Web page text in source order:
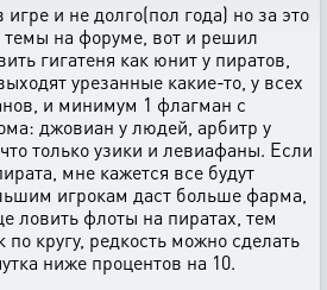
и не долго(пол года) но за это
на форуме, вот и решил
гигатеня как юнит у пиратов,
урезанные какие-то, у всех
и минимум 1 флагман с
джовиан у людей, арбитр у
только узики и левиафаны. Если
мне кажется все будут
игрокам даст больше фарма,
ловить флоты на пиратах, тем
кругу, редкость можно сделать
ниже процентов на 10.